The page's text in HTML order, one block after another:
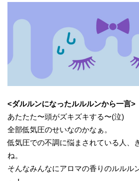
<ダルルンになったルルルンから一言>
あたたた〜頭がズキズキする〜(泣)
全部低気圧のせいなのかなぁ。
低気圧での不調に悩まされている人、
ね。
そんなみんなにアロマの香りのルルル